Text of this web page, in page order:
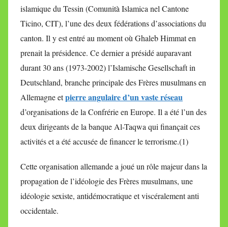
islamique du Tessin (Comunità Islamica nel Cantone
Ticino, CIT), l’une des deux fédérations d’associations du
canton. Il y est entré au moment où Ghaleb Himmat en
prenait la présidence. Ce dernier a présidé auparavant
durant 30 ans (1973-2002) l’Islamische Gesellschaft in
Deutschland, branche principale des Frères musulmans en
Allemagne etpierre angulaire d’un vaste réseau
d’organisations de la Confrérie en Europe. Il a été l’un des
deux dirigeants de la banque Al-Taqwa qui finançait ces
activités et a été accusée de financer le terrorisme.(1)
Cette organisation allemande a joué un rôle majeur dans la
propagation de l’idéologie des Frères musulmans, une
idéologie sexiste, antidémocratique et viscéralement anti
occidentale.